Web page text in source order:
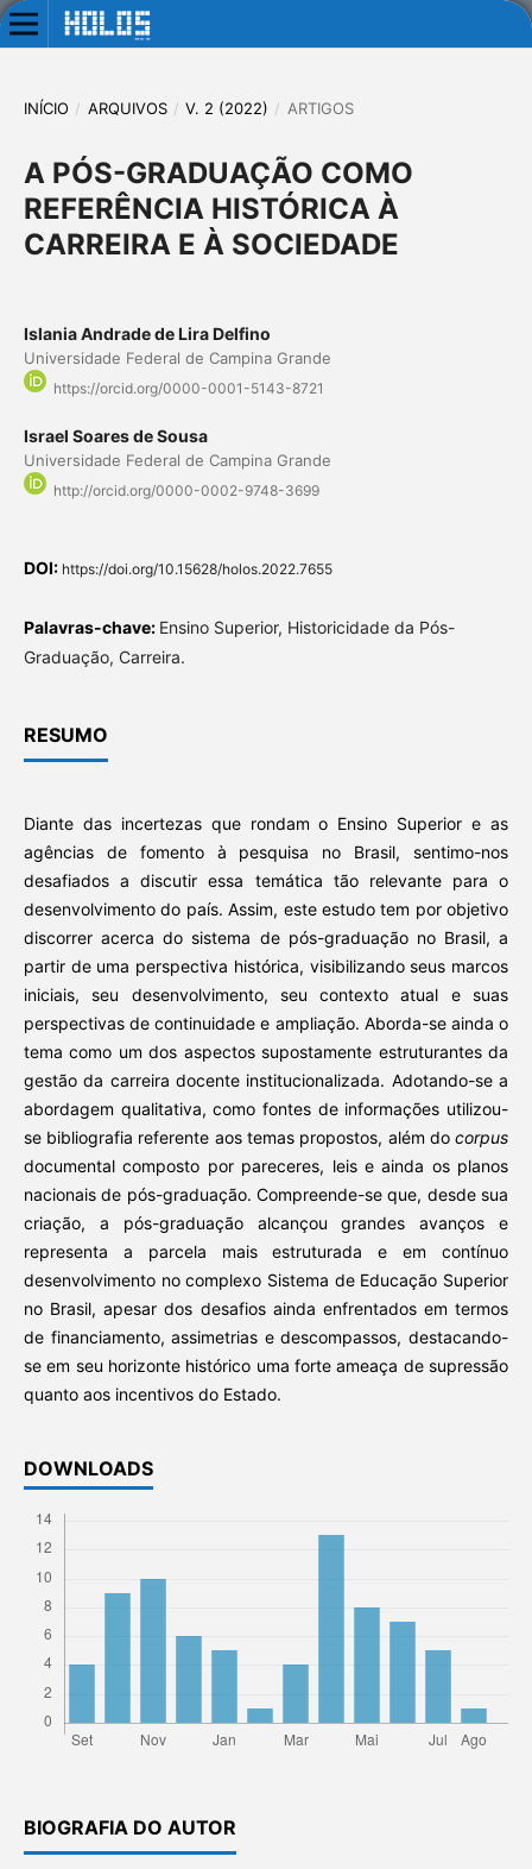
INÍCIO / ARQUIVOS / V. 2 (2022) / ARTIGOS
A PÓS-GRADUAÇÃO COMO
REFERÊNCIA HISTÓRICA À
CARREIRA E À SOCIEDADE
Islania Andrade de Lira Delfino
Universidade Federal de Campina Grande
https://orcid.org/0000-0001-5143-8721
Israel Soares de Sousa
Universidade Federal de Campina Grande
http://orcid.org/0000-0002-9748-3699
DOI: https://doi.org/10.15628/holos.2022.7655
Palavras-chave: Ensino Superior, Historicidade da Pós-
Graduação, Carreira.
RESUMO
Diante das incertezas que rondam o Ensino Superior e as
agências de fomento à pesquisa no Brasil, sentimo-nos
desafiados a discutir essa temática tão relevante para o
desenvolvimento do país. Assim, este estudo tem por objetivo
discorrer acerca do sistema de pós-graduação no Brasil, a
partir de uma perspectiva histórica, visibilizando seus marcos
iniciais, seu desenvolvimento, seu contexto atual e suas
perspectivas de continuidade e ampliação. Aborda-se ainda o
tema como um dos aspectos supostamente estruturantes da
gestão da carreira docente institucionalizada. Adotando-se a
abordagem qualitativa, como fontes de informações utilizou-
se bibliografia referente aos temas propostos, além docorpus
documental composto por pareceres, leis e ainda os planos
nacionais de pós-graduação. Compreende-se que, desde sua
criação, a pós-graduação alcançou grandes avanços e
representa a parcela mais estruturada e em contínuo
desenvolvimento no complexo Sistema de Educação Superior
no Brasil, apesar dos desafios ainda enfrentados em termos
de financiamento, assimetrias e descompassos, destacando-
se em seu horizonte histórico uma forte ameaça de supressão
quanto aos incentivos do Estado.
DOWNLOADS
BIOGRAFIA DO AUTOR